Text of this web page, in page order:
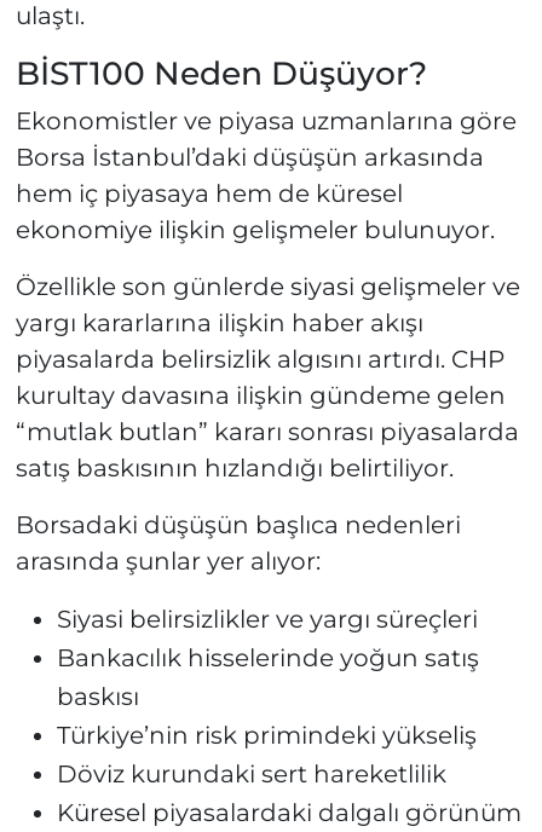
ulaştı.
BİST100 Neden Düşüyor?
Ekonomistler ve piyasa uzmanlarına göre
Borsa İstanbul’daki düşüşün arkasında
hem iç piyasaya hem de küresel
ekonomiye ilişkin gelişmeler bulunuyor.
Özellikle son günlerde siyasi gelişmeler ve
yargı kararlarına ilişkin haber akışı
piyasalarda belirsizlik algısını artırdı. CHP
kurultay davasına ilişkin gündeme gelen
“mutlak butlan” kararı sonrası piyasalarda
satış baskısının hızlandığı belirtiliyor.
Borsadaki düşüşün başlıca nedenleri
arasında şunlar yer alıyor:
Siyasi belirsizlikler ve yargı süreçleri
Bankacılık hisselerinde yoğun satış
baskısı
Türkiye’nin risk primindeki yükseliş
Döviz kurundaki sert hareketlilik
Küresel piyasalardaki dalgalı görünüm